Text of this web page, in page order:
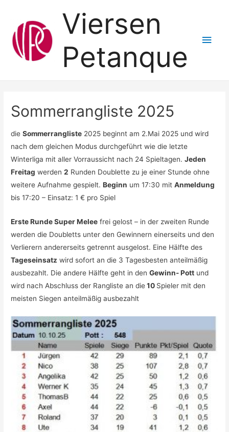
Viersen
Petanque
Sommerrangliste 2025
dieSommerrangliste 2025 beginnt am 2.Mai 2025 und wird
nach dem gleichen Modus durchgeführt wie die letzte
Winterliga mit aller Vorraussicht nach 24 Spieltagen.Jeden
Freitag werden2 Runden Doublette zu je einer Stunde ohne
weitere Aufnahme gespielt.Beginn um 17:30 mitAnmeldung
bis 17:20 – Einsatz: 1 € pro Spiel
Erste Runde Super Melee frei gelost – in der zweiten Runde
werden die Doubletts unter den Gewinnern einerseits und den
Verlierern andererseits getrennt ausgelost. Eine Hälfte des
Tageseinsatz wird sofort an die 3 Tagesbesten anteilmäßig
ausbezahlt. Die andere Hälfte geht in denGewinn- Pott und
wird nach Abschluss der Rangliste an die10 Spieler mit den
meisten Siegen anteilmäßig ausbezahlt